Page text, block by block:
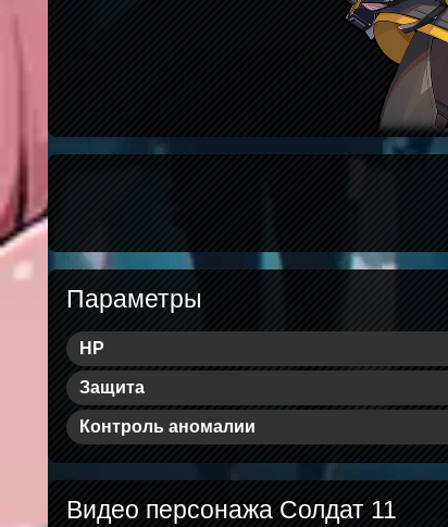
Параметры
HP
Защита
Контроль аномалии
Видео персонажа Солдат 11